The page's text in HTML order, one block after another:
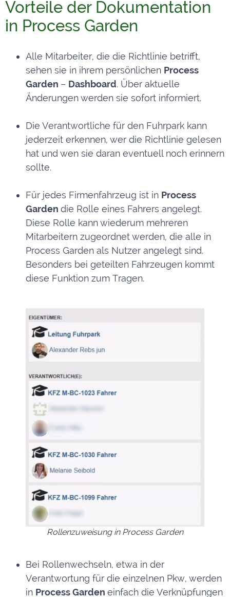
Vorteile der Dokumentation
in Process Garden
Alle Mitarbeiter, die die Richtlinie betrifft,
sehen sie in ihrem persönlichen Process
Garden – Dashboard. Über aktuelle
Änderungen werden sie sofort informiert.
Die Verantwortliche für den Fuhrpark kann
jederzeit erkennen, wer die Richtlinie gelesen
hat und wen sie daran eventuell noch erinnern
sollte.
Für jedes Firmenfahrzeug ist in Process
Garden die Rolle eines Fahrers angelegt.
Diese Rolle kann wiederum mehreren
Mitarbeitern zugeordnet werden, die alle in
Process Garden als Nutzer angelegt sind.
Besonders bei geteilten Fahrzeugen kommt
diese Funktion zum Tragen.
Rollenzuweisung in Process Garden
Bei Rollenwechseln, etwa in der
Verantwortung für die einzelnen Pkw, werden
in Process Garden einfach die Verknüpfungen